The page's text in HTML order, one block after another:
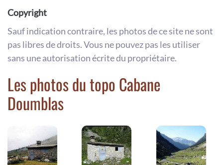
Copyright
Sauf indication contraire, les photos de ce site ne sont
pas libres de droits. Vous ne pouvez pas les utiliser
sans une autorisation écrite du propriétaire.
Les photos du topo Cabane
Doumblas